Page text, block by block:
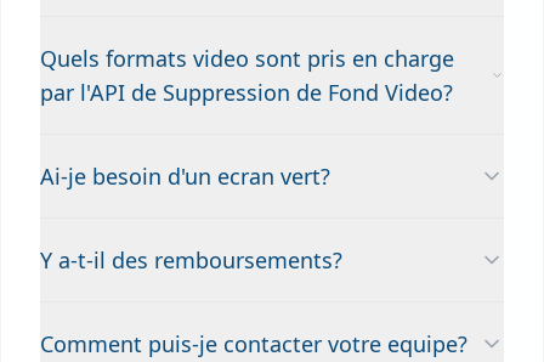
Quels formats video sont pris en charge
par l'API de Suppression de Fond Video?
Ai-je besoin d'un ecran vert?
Y a-t-il des remboursements?
Comment puis-je contacter votre equipe?